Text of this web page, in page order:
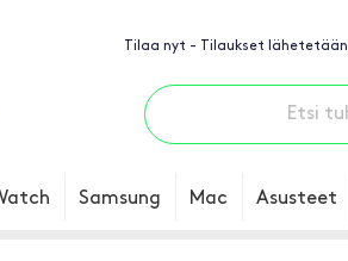
Tilaa nyt - Tilaukset lähetetään
Samsung Mac Asusteet